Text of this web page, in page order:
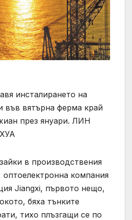
инсталирането на
във вятърна ферма край
през януари. ЛИН
в производствения
оптоелектронна компания
Jiangxi, първото нещо,
бяха тънките
тихо плъзгащи се по